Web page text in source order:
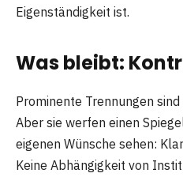
Eigenständigkeit ist.
Was bleibt:
Prominente Trennungen
Aber sie werfen einen
eigenen Wünsche sehen:
Keine Abhängigkeit von